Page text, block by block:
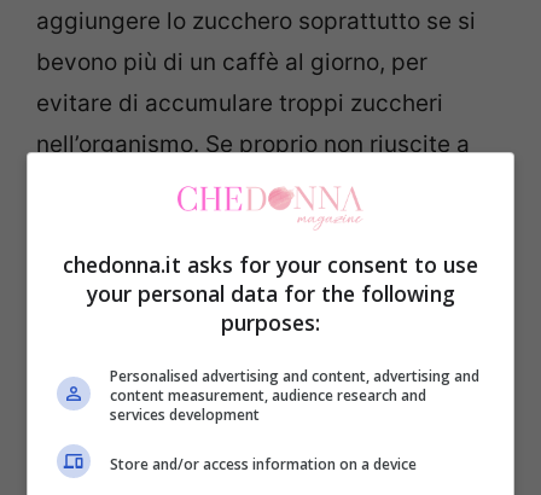
aggiungere lo zucchero soprattutto se si
bevono più di un caffè al giorno, per
evitare di accumulare troppi zuccheri
nell’organismo. Se proprio non riuscite a
rinunciare alo zucchero potete provare uno
alternativo allo zucchero bianco come
quello di canna,scoprite eventuali
alternative.
3-Alcol:un ingrediente davvero
improponibile, che va non solo ad alterare
chedonna.it asks for your consent to use
your personal data for the following
purposes:
Personalised advertising and content, advertising and
content measurement, audience research and
services development
Store and/or access information on a device